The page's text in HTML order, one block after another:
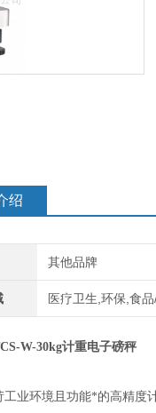
绍
其他品牌
医疗卫生,环保,食
W-30kg计重电子磅秤
工业环境且功能*的高精度